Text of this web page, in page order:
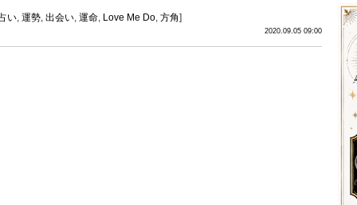
い, 運勢, 出会い, 運命, Love Me Do, 方角]
2020.09.05 09:00